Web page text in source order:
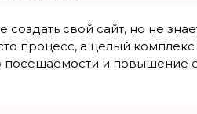
свой сайт, но не
процесс, а целый
посещаемости и повышение